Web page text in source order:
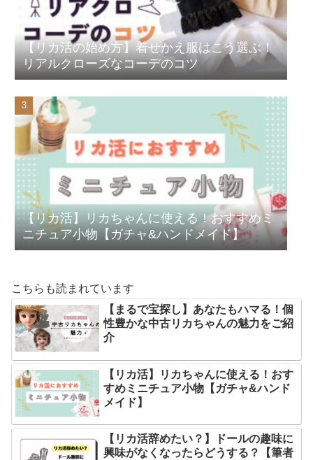
【リカ活の始め方】着せかえ服はこう選ぶ！
リアルクローズなコーデのコツ
【リカ活】リカちゃんに使える！おすすめミ
ニチュア小物【ガチャ&ハンドメイド】
こちらも読まれています
【まるで宝探し】あなたもハマる！個
性豊かな中古リカちゃんの魅力をご紹
介
【リカ活】リカちゃんに使える！おす
すめミニチュア小物【ガチャ&ハンド
メイド】
【リカ活辞めたい？】ドールの趣味に
興味がなくなったらどうする？【筆者